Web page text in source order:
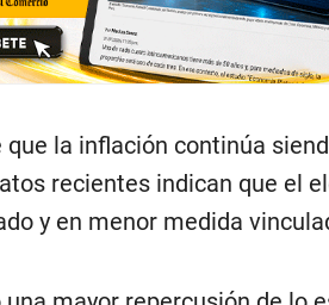
la inflación continúa
recientes indican que el
y en menor medida